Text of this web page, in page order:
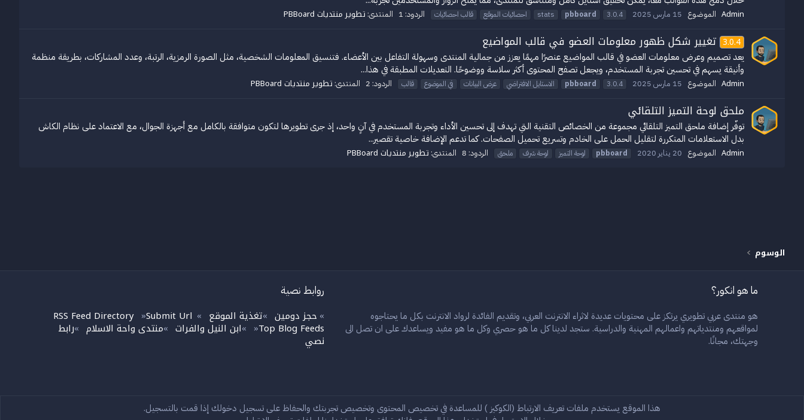
Admin الموضوع 15 مارس 2025 3.0.4
pbboard
stats احصائيات الموقع قالب احصائيات الردود: 1 المنتدى: تطوير منتديات PBBoard
3.0.4 تغيير شكل ظهور معلومات العضو في قالب المواضيع
يعد تصميم وعرض معلومات العضو في قالب المواضيع عنصرًا مهمًا يعزز من جمالية المنتدى وسهولة التفاعل بين الأعضاء. فتنسيق المعلومات الشخصية، مثل الصورة الرمزية، الرتبة، وعدد المشاركات، بطريقة منظمة
وأنيقة يسهم في تحسين تجربة المستخدم، ويجعل تصفح المحتوى أكثر سلاسة ووضوحًا. التعديلات المطبقة في هذا...
Admin الموضوع 15 مارس 2025 3.0.4
pbboard الاستايل الافتراضي عرض البيانات في الموضوع قالب الردود: 2 المنتدى: تطوير منتديات PBBoard
ملحق لوحة التميز التلقائي
توفّر إضافة ملحق التميز التلقائي مجموعة من الخصائص التقنية التي تهدف إلى تحسين الأداء وتجربة المستخدم في آنٍ واحد، إذ جرى تطويرها لتكون متوافقة بالكامل مع أجهزة الجوال، مع الاعتماد على نظام الكاش
بدل الاستعلامات المتكررة لتقليل الحمل على الخادم وتسريع تحميل الصفحات. كما تدعم الإضافة خاصية تقصير...
Admin الموضوع 20 يناير 2020 pbboard لوحة التميز لوحة شرف ملحق الردود: 8 المنتدى: تطوير منتديات PBBoard
الوسوم
ما هو انكور؟
هو منتدى عربي تطويري يرتكز على محتويات عديدة لاثراء الانترنت العربي، وتقديم الفائدة لرواد الانترنت بكل ما يحتاجوه
لمواقعهم ومنتدياتهم واعمالهم المهنية والدراسية. ستجد لدينا كل ما هو حصري وكل ما هو مفيد ويساعدك على ان تصل الى
وجهتك، مجانًا.
روابط نصية
» حجز دومين »تغذية الموقع »
RSS Feed Directory»Submit Url
»Top Blog Feeds
»ابن النيل والفرات »منتدى واحة الاسلام »رابط
نصي
إتصل بنا الشروط والقوانين سياسة الخصوصيةهذا الموقع يستخدم ملفات تعريف الارتباط (الكوكيز ) للمساعدة في تخصيص المحتوى وتخصيص تجربتك والحفاظ على تسجيل دخولك إذا قمت بالتسجيل.